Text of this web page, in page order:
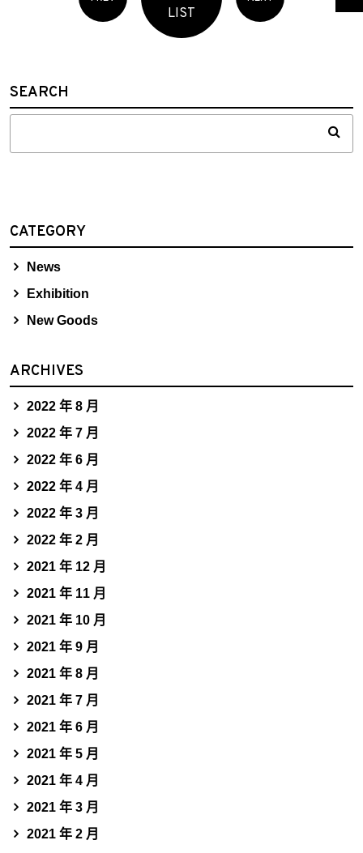
LIST
SEARCH
CATEGORY
News
Exhibition
New Goods
ARCHIVES
2022 年 8 月
2022 年 7 月
2022 年 6 月
2022 年 4 月
2022 年 3 月
2022 年 2 月
2021 年 12 月
2021 年 11 月
2021 年 10 月
2021 年 9 月
2021 年 8 月
2021 年 7 月
2021 年 6 月
2021 年 5 月
2021 年 4 月
2021 年 3 月
2021 年 2 月